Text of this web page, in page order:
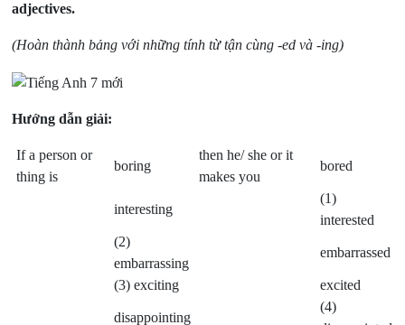
adjectives.
(Hoàn thành bảng với những tính từ tận cùng -ed và -ing)
Hướng dẫn giải:
If a person or
thing is
boring
then he/ she or it
makes you
bored
interesting
(1)
interested
(2)
embarrassing
embarrassed
(3) exciting excited
disappointing
(4)